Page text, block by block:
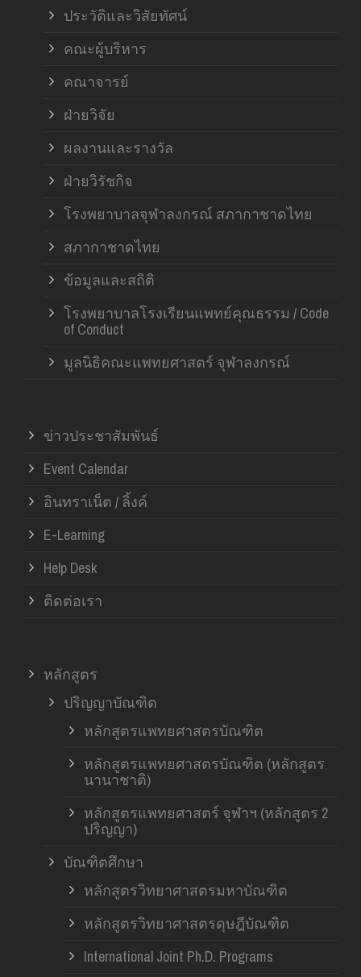
ประวัติและวิสัยทัศน์
คณะผู้บริหาร
คณาจารย์
ฝ่ายวิจัย
ผลงานและรางวัล
ฝ่ายวิรัชกิจ
โรงพยาบาลจุฬาลงกรณ์ สภากาชาดไทย
สภากาชาดไทย
ข้อมูลและสถิติ
โรงพยาบาลโรงเรียนแพทย์คุณธรรม / Code
of Conduct
มูลนิธิคณะแพทยศาสตร์ จุฬาลงกรณ์
ข่าวประชาสัมพันธ์
Event Calendar
อินทราเน็ต / ลิ้งค์
E-Learning
Help Desk
ติดต่อเรา
หลักสูตร
ปริญญาบัณฑิต
หลักสูตรแพทยศาสตรบัณฑิต
หลักสูตรแพทยศาสตรบัณฑิต (หลักสูตร
นานาชาติ)
หลักสูตรแพทยศาสตร์ จุฬาฯ (หลักสูตร 2
ปริญญา)
บัณฑิตศึกษา
หลักสูตรวิทยาศาสตรมหาบัณฑิต
หลักสูตรวิทยาศาสตรดุษฎีบัณฑิต
International Joint Ph.D. Programs